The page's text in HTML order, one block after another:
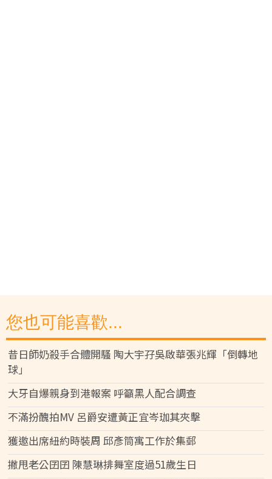
您也可能喜歡...
昔日師奶殺手合體開騷 陶大宇孖吳啟華張兆輝「倒轉地
球」
大牙自爆親身到港報案 呼籲黑人配合調查
不滿扮醜拍MV 呂爵安遭黃正宜岑珈其夾擊
獲邀出席紐約時裝周 邱彥筒寓工作於集郵
撇甩老公囝囝 陳慧琳排舞室度過51歲生日